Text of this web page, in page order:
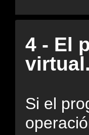
4 - El
virtual.
Si el